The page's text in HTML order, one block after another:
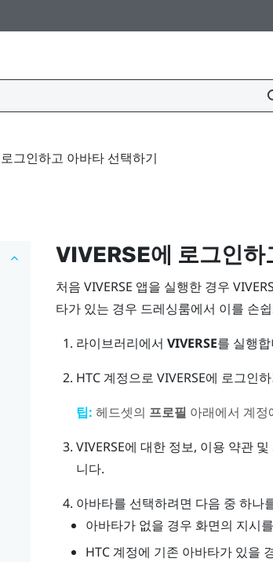
그인하고 아바타 선택하기
VIVERSE에 로그인하
처음 VIVERSE 앱을 실행한 경우
타가 있는 경우 드레싱룸에서 이를 손
라이브러리에서 VIVERSE를 실행
HTC 계정으로 VIVERSE에 로그인
팁: 헤드셋의 프로필 아래에서 계
VIVERSE에 대한 정보, 이용 약관
니다.
아바타를 선택하려면 다음 중 하나
아바타가 없을 경우 화면의 지시
HTC 계정에 기존 아바타가 있을